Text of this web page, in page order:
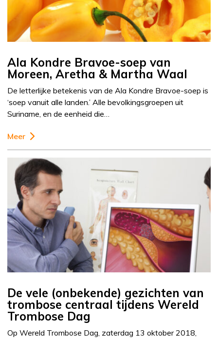
Ala Kondre Bravoe-soep van
Moreen, Aretha & Martha Waal
De letterlijke betekenis van de Ala Kondre Bravoe-soep is
‘soep vanuit alle landen.’ Alle bevolkingsgroepen uit
Suriname, en de eenheid die…
Meer
De vele (onbekende) gezichten van
trombose centraal tijdens Wereld
Trombose Dag
Op Wereld Trombose Dag, zaterdag 13 oktober 2018,